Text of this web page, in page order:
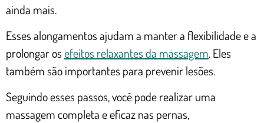
ainda mais.
Esses alongamentos ajudam a manter a flexibilidade e a
prolongar osefeitos relaxantes da massagem. Eles
também são importantes para prevenir lesões.
Seguindo esses passos, você pode realizar uma
massagem completa e eficaz nas pernas,